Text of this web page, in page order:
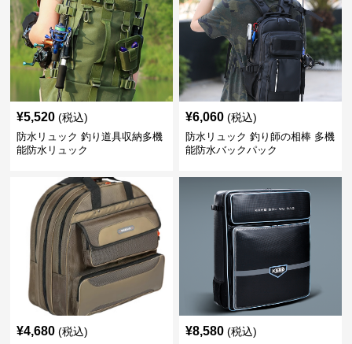
¥5,520 (税込)
防水リュック 釣り道具収納多機
能防水リュック
¥6,060 (税込)
防水リュック 釣り師の相棒 多機
能防水バックパック
¥4,680 (税込) ¥8,580 (税込)